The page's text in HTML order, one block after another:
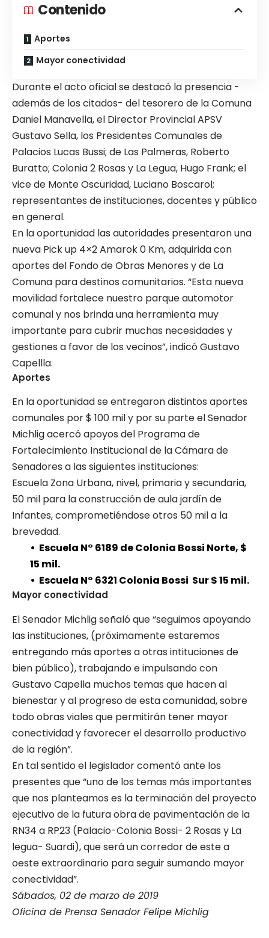
Contenido
Aportes
Mayor conectividad
Durante el acto oficial se destacó la presencia -
además de los citados- del tesorero de la Comuna
Daniel Manavella, el Director Provincial APSV
Gustavo Sella, los Presidentes Comunales de
Palacios Lucas Bussi; de Las Palmeras, Roberto
Buratto; Colonia 2 Rosas y La Legua, Hugo Frank; el
vice de Monte Oscuridad, Luciano Boscarol;
representantes de instituciones, docentes y público
en general.
En la oportunidad las autoridades presentaron una
nueva Pick up 4×2 Amarok 0 Km, adquirida con
aportes del Fondo de Obras Menores y de La
Comuna para destinos comunitarios. “Esta nueva
movilidad fortalece nuestro parque automotor
comunal y nos brinda una herramienta muy
importante para cubrir muchas necesidades y
gestiones a favor de los vecinos”, indicó Gustavo
Capellla.
Aportes
En la oportunidad se entregaron distintos aportes
comunales por $ 100 mil y por su parte el Senador
Michlig acercó apoyos del Programa de
Fortalecimiento Institucional de la Cámara de
Senadores a las siguientes instituciones:
Escuela Zona Urbana, nivel, primaria y secundaria,
50 mil para la construcción de aula jardín de
Infantes, comprometiéndose otros 50 mil a la
brevedad.
• Escuela N° 6189 de Colonia Bossi Norte, $
15 mil.
• Escuela N° 6321 Colonia Bossi Sur $ 15 mil.
Mayor conectividad
El Senador Michlig señaló que “seguimos apoyando
las instituciones, (próximamente estaremos
entregando más aportes a otras intituciones de
bien público), trabajando e impulsando con
Gustavo Capella muchos temas que hacen al
bienestar y al progreso de esta comunidad, sobre
todo obras viales que permitirán tener mayor
conectividad y favorecer el desarrollo productivo
de la región”.
En tal sentido el legislador comentó ante los
presentes que “uno de los temas más importantes
que nos planteamos es la terminación del proyecto
ejecutivo de la futura obra de pavimentación de la
RN34 a RP23 (Palacio-Colonia Bossi- 2 Rosas y La
legua- Suardi), que será un corredor de este a
oeste extraordinario para seguir sumando mayor
conectividad”.
Sábados, 02 de marzo de 2019
Oficina de Prensa Senador Felipe Michlig